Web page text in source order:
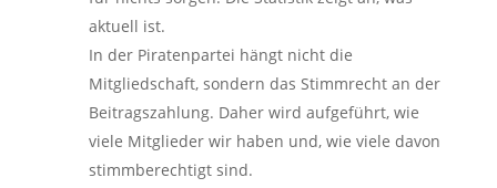
aktuell ist.
In der Piratenpartei hängt nicht die
Mitgliedschaft, sondern das Stimmrecht an der
Beitragszahlung. Daher wird aufgeführt, wie
viele Mitglieder wir haben und, wie viele davon
stimmberechtigt sind.